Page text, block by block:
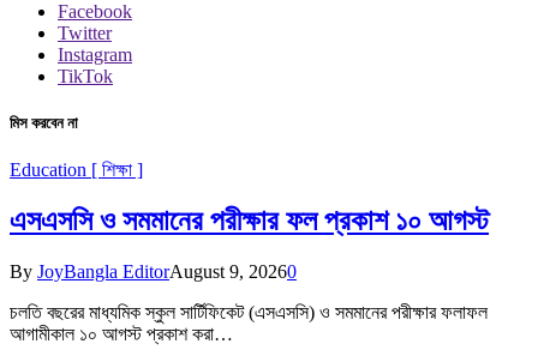
Facebook
Twitter
Instagram
TikTok
মিস করবেন না
Education [ শিক্ষা ]
এসএসসি ও সমমানের পরীক্ষার ফল প্রকাশ ১০ আগস্ট
By JoyBangla EditorAugust 9, 20260
চলতি বছরের মাধ্যমিক স্কুল সার্টিফিকেট (এসএসসি) ও সমমানের পরীক্ষার ফলাফল
আগামীকাল ১০ আগস্ট প্রকাশ করা…